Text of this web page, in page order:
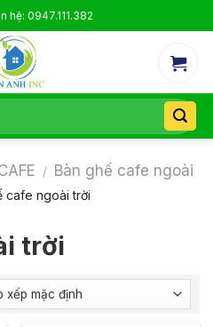
hệ: 0947.111.382
/ Bàn ghế cafe ngoài
cafe ngoài trời
trời